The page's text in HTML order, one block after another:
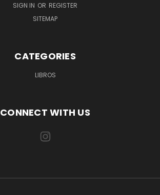
SIGN IN OR REGISTER
SITEMAP
CATEGORIES
LIBROS
CONNECT WITH US